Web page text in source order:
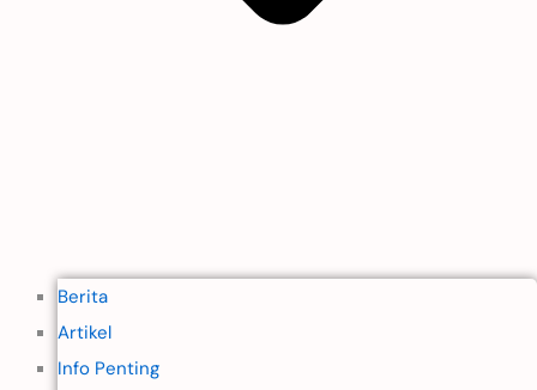
Berita
Artikel
Info Penting